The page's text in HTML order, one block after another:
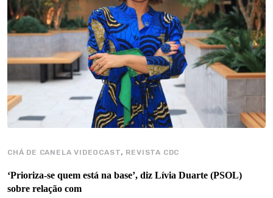
CHÁ DE CANELA VIDEOCAST, REVISTA CDC
‘Prioriza-se quem está na base’, diz Lívia Duarte (PSOL)
sobre relação com